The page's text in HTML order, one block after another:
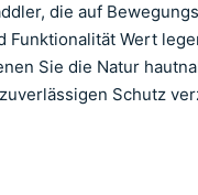
die auf
Funktionalität Wert
Sie die Natur
Schutz